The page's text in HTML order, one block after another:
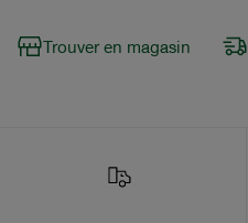
Trouver en magasin